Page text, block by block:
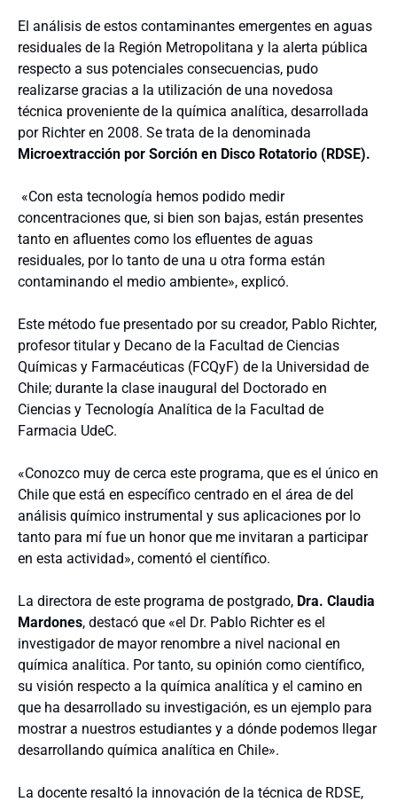
El análisis de estos contaminantes emergentes en aguas
residuales de la Región Metropolitana y la alerta pública
respecto a sus potenciales consecuencias, pudo
realizarse gracias a la utilización de una novedosa
técnica proveniente de la química analítica, desarrollada
por Richter en 2008. Se trata de la denominada
Microextracción por Sorción en Disco Rotatorio (RDSE).
«Con esta tecnología hemos podido medir
concentraciones que, si bien son bajas, están presentes
tanto en afluentes como los efluentes de aguas
residuales, por lo tanto de una u otra forma están
contaminando el medio ambiente», explicó.
Este método fue presentado por su creador, Pablo Richter,
profesor titular y Decano de la Facultad de Ciencias
Químicas y Farmacéuticas (FCQyF) de la Universidad de
Chile; durante la clase inaugural del Doctorado en
Ciencias y Tecnología Analítica de la Facultad de
Farmacia UdeC.
«Conozco muy de cerca este programa, que es el único en
Chile que está en específico centrado en el área de del
análisis químico instrumental y sus aplicaciones por lo
tanto para mí fue un honor que me invitaran a participar
en esta actividad», comentó el científico.
La directora de este programa de postgrado, Dra. Claudia
Mardones, destacó que «el Dr. Pablo Richter es el
investigador de mayor renombre a nivel nacional en
química analítica. Por tanto, su opinión como científico,
su visión respecto a la química analítica y el camino en
que ha desarrollado su investigación, es un ejemplo para
mostrar a nuestros estudiantes y a dónde podemos llegar
desarrollando química analítica en Chile».
La docente resaltó la innovación de la técnica de RDSE,